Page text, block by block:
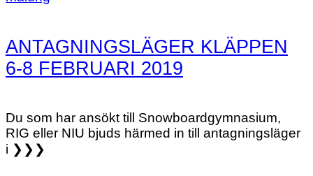
ANTAGNINGSLÄGER KLÄPPEN
6-8 FEBRUARI 2019
Du som har ansökt till Snowboardgymnasium,
RIG eller NIU bjuds härmed in till antagningsläger
i ❯❯❯